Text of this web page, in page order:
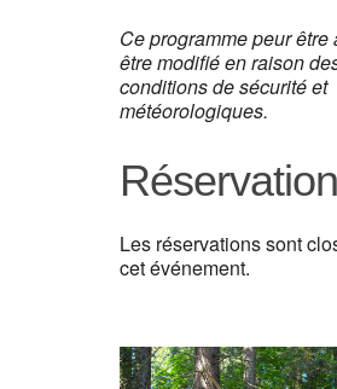
Ce programme peur être
être modifié en raison
conditions de sécurité et
météorologiques.
Les réservations sont
cet événement.